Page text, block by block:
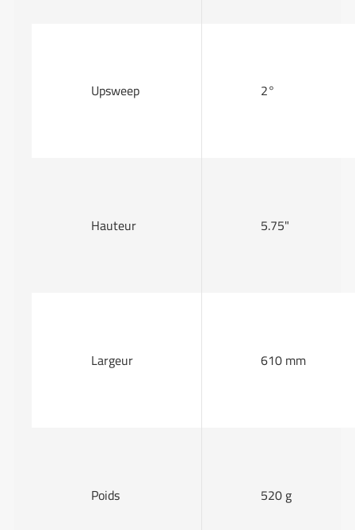
Upsweep 2°
Hauteur 5.75"
Largeur 610 mm
Poids 520 g